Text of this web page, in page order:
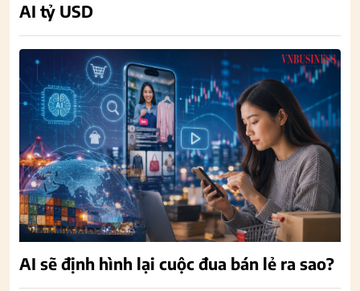
AI tỷ USD
AI sẽ định hình lại cuộc đua bán lẻ ra sao?